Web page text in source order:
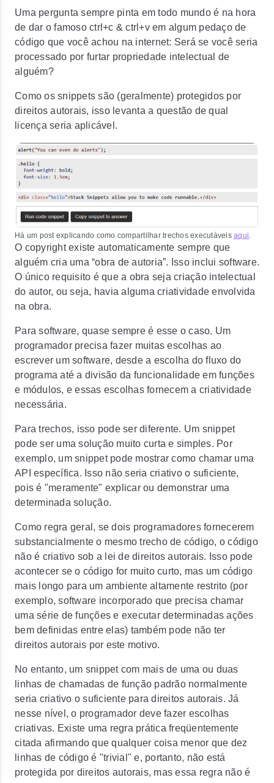
Uma pergunta sempre pinta em todo mundo é na hora
de dar o famoso ctrl+c & ctrl+vem algum pedaço de
código que você achou na internet: Será se você seria
processado por furtar propriedade intelectual de
alguém?
Como os snippets são (geralmente) protegidos por
direitos autorais, isso levanta a questão de qual
licença seria aplicável.
Há um post explicando como compartilhar trechos executáveis aqui.
O copyright existe automaticamente sempre que
alguém cria uma “obra de autoria”. Isso inclui software.
O único requisito é que a obra seja criação intelectual
do autor, ou seja, havia alguma criatividade envolvida
na obra.
Para software, quase sempre é esse o caso. Um
programador precisa fazer muitas escolhas ao
escrever um software, desde a escolha do fluxo do
programa até a divisão da funcionalidade em funções
e módulos, e essas escolhas fornecem a criatividade
necessária.
Para trechos, isso pode ser diferente. Um snippet
pode ser uma solução muito curta e simples. Por
exemplo, um snippet pode mostrar como chamar uma
API específica. Isso não seria criativo o suficiente,
pois é "meramente" explicar ou demonstrar uma
determinada solução.
Como regra geral, se dois programadores fornecerem
substancialmente o mesmo trecho de código, o código
não é criativo sob a lei de direitos autorais. Isso pode
acontecer se o código for muito curto, mas um código
mais longo para um ambiente altamente restrito (por
exemplo, software incorporado que precisa chamar
uma série de funções e executar determinadas ações
bem definidas entre elas) também pode não ter
direitos autorais por este motivo.
No entanto, um snippet com mais de uma ou duas
linhas de chamadas de função padrão normalmente
seria criativo o suficiente para direitos autorais. Já
nesse nível, o programador deve fazer escolhas
criativas. Existe uma regra prática freqüentemente
citada afirmando que qualquer coisa menor que dez
linhas de código é "trivial" e, portanto, não está
protegida por direitos autorais, mas essa regra não é